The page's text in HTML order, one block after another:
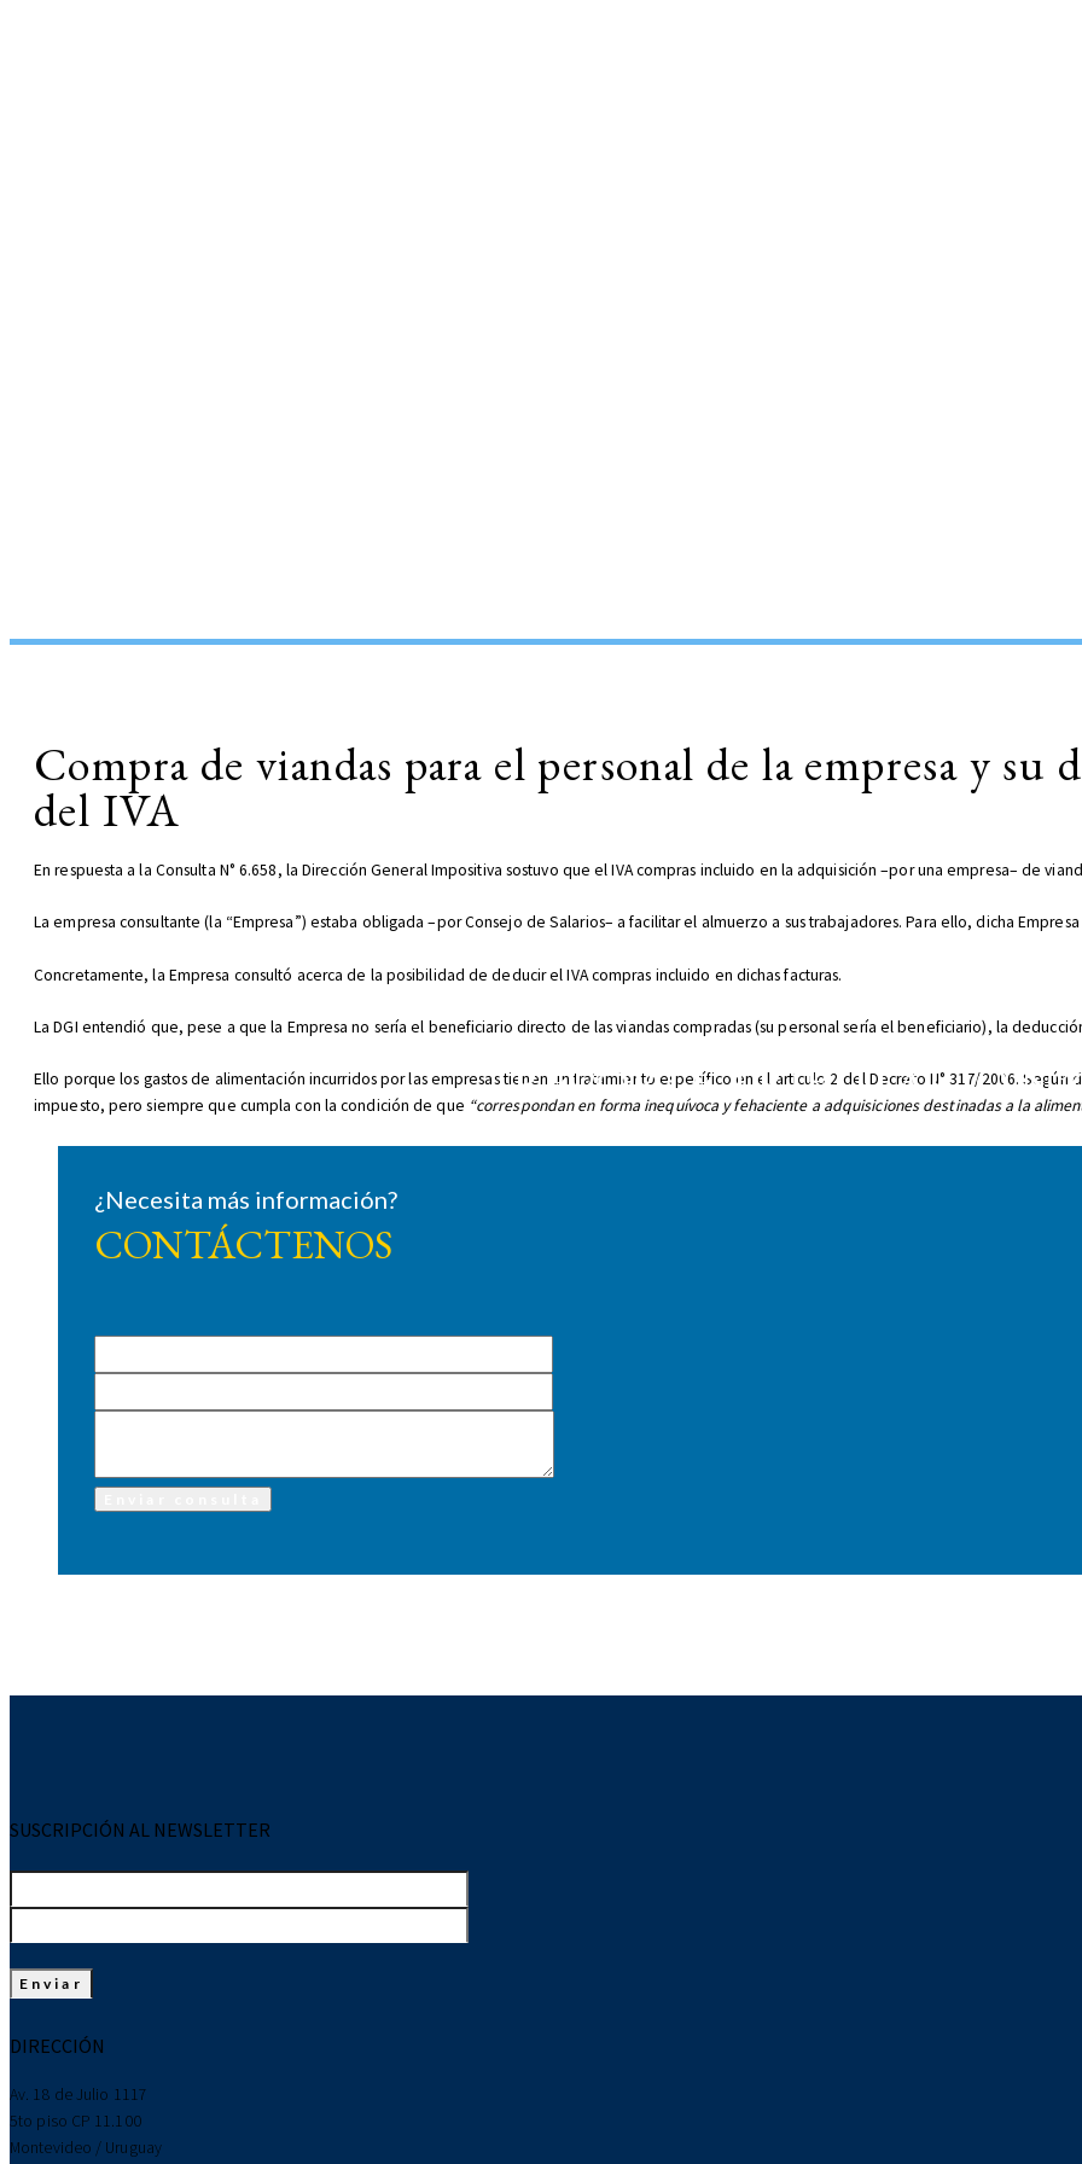
REPORTE TRIBUTARIO
Compra de viandas para el personal de la empresa y su
del IVA
En respuesta a la Consulta N° 6.658, la Dirección General Impositiva sostuvo que el IVA compras incluido en la adquisición –por una empresa– de
La empresa consultante (la “Empresa”) estaba obligada –por Consejo de Salarios– a facilitar el almuerzo a sus trabajadores. Para ello, dicha
Concretamente, la Empresa consultó acerca de la posibilidad de deducir el IVA compras incluido en dichas facturas.
La DGI entendió que, pese a que la Empresa no sería el beneficiario directo de las viandas compradas (su personal sería el beneficiario), la
Ello porque los gastos de alimentación incurridos por las empresas tienen un tratamiento específico en el artículo 2 del Decreto N° 317/2006.
impuesto, pero siempre que cumpla con la condición de que “correspondan en forma inequívoca y fehaciente a adquisiciones destinadas a la
¿Necesita más información?
CONTÁCTENOS
SUSCRIPCIÓN AL NEWSLETTER
DIRECCIÓN
Av. 18 de Julio 1117
5to piso CP 11.100
Montevideo / Uruguay